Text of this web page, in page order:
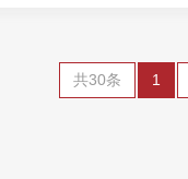
共30条 1